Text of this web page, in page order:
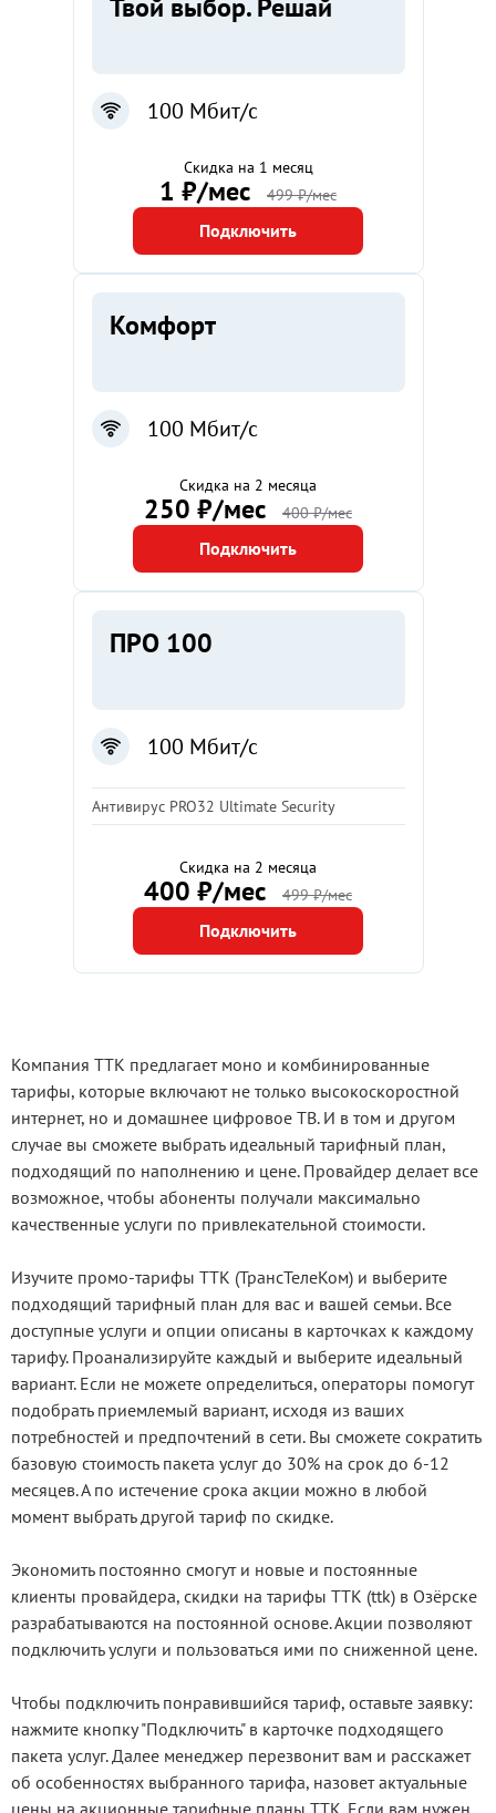
Твой выбор. Решай
100 Мбит/с
Скидка на 1 месяц
1 ₽/мес 499 ₽/мес
Подключить
Комфорт
100 Мбит/с
Скидка на 2 месяца
250 ₽/мес 400 ₽/мес
Подключить
ПРО 100
100 Мбит/с
Антивирус PRO32 Ultimate Security
Скидка на 2 месяца
400 ₽/мес 499 ₽/мес
Подключить
Компания ТТК предлагает моно и комбинированные
тарифы, которые включают не только высокоскоростной
интернет, но и домашнее цифровое ТВ. И в том и другом
случае вы сможете выбрать идеальный тарифный план,
подходящий по наполнению и цене. Провайдер делает все
возможное, чтобы абоненты получали максимально
качественные услуги по привлекательной стоимости.
Изучите промо-тарифы ТТК (ТрансТелеКом) и выберите
подходящий тарифный план для вас и вашей семьи. Все
доступные услуги и опции описаны в карточках к каждому
тарифу. Проанализируйте каждый и выберите идеальный
вариант. Если не можете определиться, операторы помогут
подобрать приемлемый вариант, исходя из ваших
потребностей и предпочтений в сети. Вы сможете сократить
базовую стоимость пакета услуг до 30% на срок до 6-12
месяцев. А по истечение срока акции можно в любой
момент выбрать другой тариф по скидке.
Экономить постоянно смогут и новые и постоянные
клиенты провайдера, скидки на тарифы ТТК (ttk) в Озёрске
разрабатываются на постоянной основе. Акции позволяют
подключить услуги и пользоваться ими по сниженной цене.
Чтобы подключить понравившийся тариф, оставьте заявку:
нажмите кнопку "Подключить" в карточке подходящего
пакета услуг. Далее менеджер перезвонит вам и расскажет
об особенностях выбранного тарифа, назовет актуальные
цены на акционные тарифные планы ТТК. Если вам нужен